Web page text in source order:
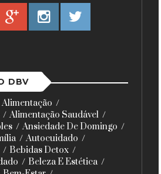
DBV
Alimentação
Alimentação Saudável
Ansiedade De Domingo
Autocuidado
Bebidas Detox
Beleza E Estética